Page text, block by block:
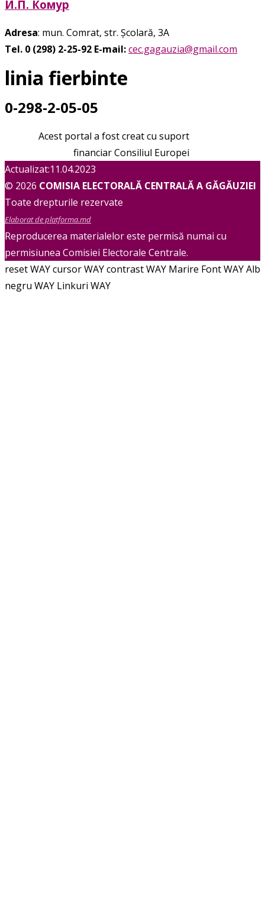
И.П. Комур
Adresa: mun. Comrat, str. Școlară, 3A
Tel. 0 (298) 2-25-92 E-mail:cec.gagauzia@gmail.com
linia fierbinte
0-298-2-05-05
Acest portal a fost creat cu suport
financiar Consiliul Europei
Actualizat:11.04.2023
© 2026 COMISIA ELECTORALĂ CENTRALĂ A GĂGĂUZIEI
Toate drepturile rezervate
Elaborat de platforma.md
Reproducerea materialelor este permisă numai cu
permisiunea Comisiei Electorale Centrale.
reset WAYcursor WAYcontrast WAY Marire Font WAYAlb
negru WAY Linkuri WAY